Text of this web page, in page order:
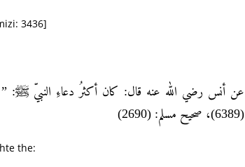
3436]
عن أنس رضي الله عنه قال: كان أكثرُ دعاءِ النبيّ ﷺ: ”
(6389)، صحيح مسلم: (2690)
the: